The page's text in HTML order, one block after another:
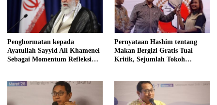
Penghormatan kepada
Ayatullah Sayyid Ali Khamenei
Sebagai Momentum Refleksi
bagi Indonesia
Pernyataan Hashim tentang
Makan Bergizi Gratis Tuai
Kritik, Sejumlah Tokoh